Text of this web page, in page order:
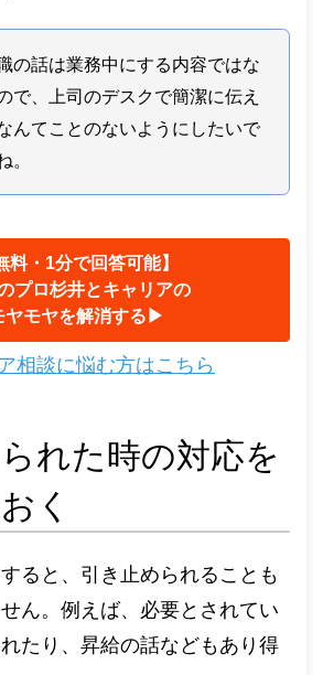
の話は業務中にする内容ではな
で、上司のデスクで簡潔に伝え
んてことのないようにしたいで
。
料・1分で回答可能】
プロ杉井とキャリアの
ヤモヤを解消する▶︎
相談に悩む方はこちら
れた時の対応を
く
ると、引き止められることも
ん。例えば、必要とされてい
たり、昇給の話などもあり得